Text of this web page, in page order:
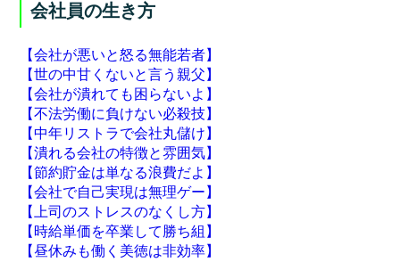
会社員の生き方
【会社が悪いと怒る無能若者】
【世の中甘くないと言う親父】
【会社が潰れても困らないよ】
【不法労働に負けない必殺技】
【中年リストラで会社丸儲け】
【潰れる会社の特徴と雰囲気】
【節約貯金は単なる浪費だよ】
【会社で自己実現は無理ゲー】
【上司のストレスのなくし方】
【時給単価を卒業して勝ち組】
【昼休みも働く美徳は非効率】